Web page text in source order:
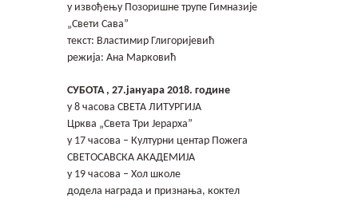
Јавне набавке
у извођењу Позоришне трупе Гимназије
„Свети Сава”
текст: Властимир Глигоријевић
режија: Ана Марковић
СУБОТА , 27.јануара 2018. године
у 8 часова СВЕТА ЛИТУРГИЈА
Црква „Света Три Јерарха”
у 17 часова – Културни центар Пожега
СВЕТОСАВСКА АКАДЕМИЈА
у 19 часова – Хол школе
додела награда и признања, коктел